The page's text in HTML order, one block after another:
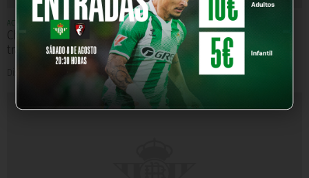
ACTUALIDAD Hace 12 años
Chica, Sara y Cedrick se reincorporan a la dinámica de
trabajo
Disminuye el número de integrantes en la enfermería